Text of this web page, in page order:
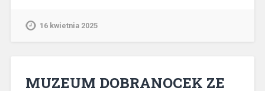
16 kwietnia 2025
MUZEUM DOBRANOCEK ZE